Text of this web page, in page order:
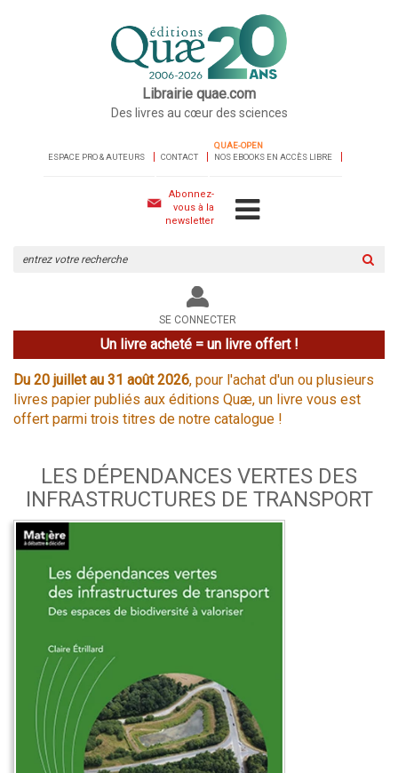
Librairie quae.com
Des livres au cœur des sciences
ESPACE PRO & AUTEURS CONTACT
QUAE-OPEN
NOS EBOOKS EN ACCÈS LIBRE
Abonnez-
vous à la
newsletter
le
site
SE CONNECTER
Un livre acheté = un livre offert !
Du 20 juillet au 31 août 2026, pour l'achat d'un ou plusieurs
livres papier publiés aux éditions Quæ, un livre vous est
offert parmi trois titres de notre catalogue !
LES DÉPENDANCES VERTES DES
INFRASTRUCTURES DE TRANSPORT